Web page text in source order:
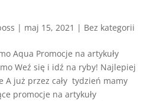
| maj 15, 2021 | Bez kategorii
Aqua Promocje na artykuły
Weź się i idź na ryby! Najlepiej
A już przez cały tydzień mamy
promocje na artykuły